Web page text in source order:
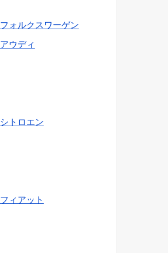
フォルクスワーゲン
アウディ
シトロエン
フィアット